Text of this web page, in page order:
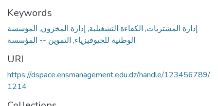
Keywords
إدارة المشتريات, الكفاءة التشغيلية,إدارة المخزون, المؤسسة
الوطنية للجيوفيزياء, التموين -- المؤسسة
URI
https://dspace.ensmanagement.edu.dz/handle/123456789/
1214